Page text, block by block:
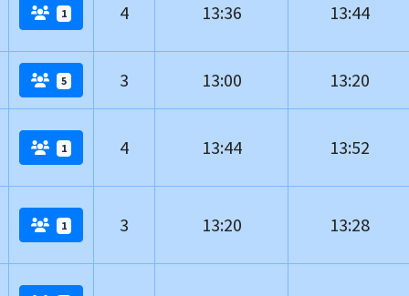
1 4 13:36 13:44
5 3 13:00 13:20
1 4 13:44 13:52
1 3 13:20 13:28